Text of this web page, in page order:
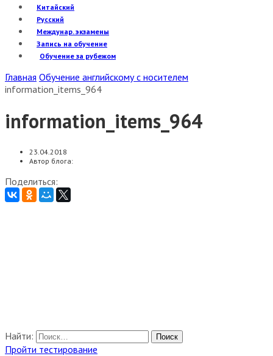
Китайский
Русский
Междунар. экзамены
Запись на обучение
Обучение за рубежом
Главная Обучение английскому с носителем
information_items_964
information_items_964
23.04.2018
Автор блога:
Поделиться:
Найти:
Пройти тестирование